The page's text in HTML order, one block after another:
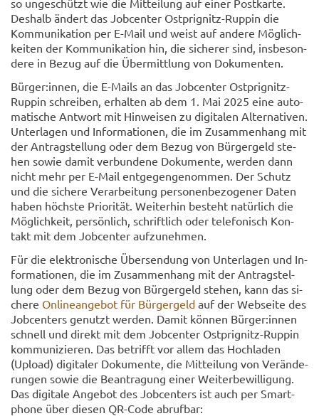
so un­ge­schützt wie die Mit­tei­lung auf einer Post­kar­te.
Des­halb än­dert das Job­cen­ter Ostprignitz-​Ruppin die
Kom­mu­ni­ka­ti­on per E-​Mail und weist auf an­de­re Mög­lich­
kei­ten der Kom­mu­ni­ka­ti­on hin, die si­che­rer sind, ins­be­son­
de­re in Bezug auf die Über­mitt­lung von Do­ku­men­ten.
Bür­ger:innen, die E-​Mails an das Job­cen­ter Ostprignitz-​
Ruppin schrei­ben, er­hal­ten ab dem 1. Mai 2025 eine au­to­
ma­ti­sche Ant­wort mit Hin­wei­sen zu di­gi­ta­len Al­ter­na­ti­ven.
Un­ter­la­gen und In­for­ma­tio­nen, die im Zu­sam­men­hang mit
der An­trag­stel­lung oder dem Bezug von Bür­ger­geld ste­
hen sowie damit ver­bun­de­ne Do­ku­men­te, wer­den dann
nicht mehr per E-​Mail ent­ge­gen­ge­nom­men. Der Schutz
und die si­che­re Ver­ar­bei­tung per­so­nen­be­zo­ge­ner Daten
haben höchs­te Prio­ri­tät. Wei­ter­hin be­steht na­tür­lich die
Mög­lich­keit, per­sön­lich, schrift­lich oder te­le­fo­nisch Kon­
takt mit dem Job­cen­ter auf­zu­neh­men.
Für die elek­tro­ni­sche Über­sen­dung von Un­ter­la­gen und In­
for­ma­tio­nen, die im Zu­sam­men­hang mit der An­trag­stel­
lung oder dem Bezug von Bür­ger­geld ste­hen, kann das si­
che­re On­line­an­ge­bot für Bür­ger­geld auf der Web­sei­te des
Job­cen­ters ge­nutzt wer­den. Damit kön­nen Bür­ger:innen
schnell und di­rekt mit dem Job­cen­ter Ostprignitz-​Ruppin
kom­mu­ni­zie­ren. Das be­trifft vor allem das Hoch­la­den
(Upload) di­gi­ta­ler Do­ku­men­te, die Mit­tei­lung von Ver­än­de­
run­gen sowie die Be­an­tra­gung einer Wei­ter­be­wil­li­gung.
Das di­gi­ta­le An­ge­bot des Job­cen­ters ist auch per Smart­
pho­ne über die­sen QR-​Code ab­ruf­bar: